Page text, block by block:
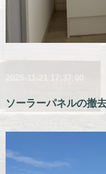
2025-11-21 17:37:00
ソーラーパネルの撤